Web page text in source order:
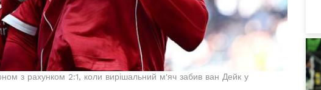
з рахунком 2:1, коли вирішальний м'яч забив ван Дейк у